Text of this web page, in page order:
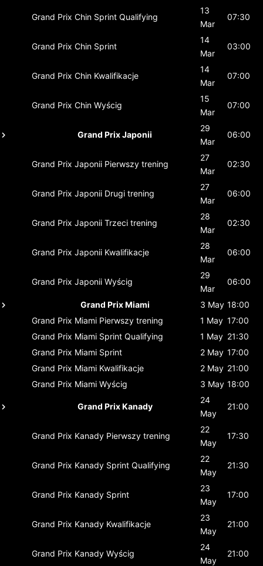
Grand Prix Chin Sprint Qualifying
13
Mar
07:30
Grand Prix Chin Sprint
14
Mar
03:00
Grand Prix Chin Kwalifikacje
14
Mar
07:00
Grand Prix Chin Wyścig
15
Mar
07:00
Grand Prix Japonii
29
Mar
06:00
Grand Prix Japonii Pierwszy trening
27
Mar
02:30
Grand Prix Japonii Drugi trening
27
Mar
06:00
Grand Prix Japonii Trzeci trening
28
Mar
02:30
Grand Prix Japonii Kwalifikacje
28
Mar
06:00
Grand Prix Japonii Wyścig
29
Mar
06:00
Grand Prix Miami 3 May 18:00
Grand Prix Miami Pierwszy trening 1 May 17:00
Grand Prix Miami Sprint Qualifying 1 May 21:30
Grand Prix Miami Sprint 2 May 17:00
Grand Prix Miami Kwalifikacje 2 May 21:00
Grand Prix Miami Wyścig 3 May 18:00
Grand Prix Kanady
24
May
21:00
Grand Prix Kanady Pierwszy trening
22
May
17:30
Grand Prix Kanady Sprint Qualifying
22
May
21:30
Grand Prix Kanady Sprint
23
May
17:00
Grand Prix Kanady Kwalifikacje
23
May
21:00
Grand Prix Kanady Wyścig
24
May
21:00